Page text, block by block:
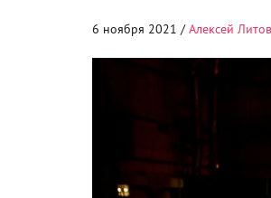
6 ноября 2021 /Алексей